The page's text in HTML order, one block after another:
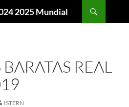
2025 Mundial
REAL
ISTERN